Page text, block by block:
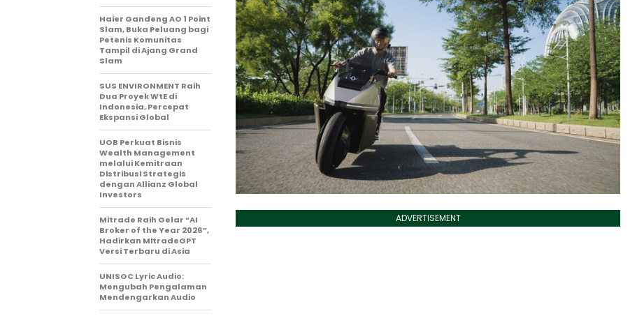
ADVERTISEMENT
Haier Gandeng AO 1 Point
Slam, Buka Peluang bagi
Petenis Komunitas
Tampil di Ajang Grand
Slam
SUS ENVIRONMENT Raih
Dua Proyek WtE di
Indonesia, Percepat
Ekspansi Global
UOB Perkuat Bisnis
Wealth Management
melalui Kemitraan
Distribusi Strategis
dengan Allianz Global
Investors
Mitrade Raih Gelar “AI
Broker of the Year 2026”,
Hadirkan MitradeGPT
Versi Terbaru di Asia
UNISOC Lyric Audio:
Mengubah Pengalaman
Mendengarkan Audio